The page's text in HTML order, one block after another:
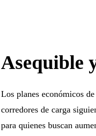
Asequible
Los planes económicos
corredores de carga
para quienes buscan